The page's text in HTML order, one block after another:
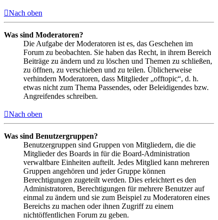
Nach oben
Was sind Moderatoren?
Die Aufgabe der Moderatoren ist es, das Geschehen im
Forum zu beobachten. Sie haben das Recht, in ihrem Bereich
Beiträge zu ändern und zu löschen und Themen zu schließen,
zu öffnen, zu verschieben und zu teilen. Üblicherweise
verhindern Moderatoren, dass Mitglieder „offtopic“, d. h.
etwas nicht zum Thema Passendes, oder Beleidigendes bzw.
Angreifendes schreiben.
Nach oben
Was sind Benutzergruppen?
Benutzergruppen sind Gruppen von Mitgliedern, die die
Mitglieder des Boards in für die Board-Administration
verwaltbare Einheiten aufteilt. Jedes Mitglied kann mehreren
Gruppen angehören und jeder Gruppe können
Berechtigungen zugeteilt werden. Dies erleichtert es den
Administratoren, Berechtigungen für mehrere Benutzer auf
einmal zu ändern und sie zum Beispiel zu Moderatoren eines
Bereichs zu machen oder ihnen Zugriff zu einem
nichtöffentlichen Forum zu geben.